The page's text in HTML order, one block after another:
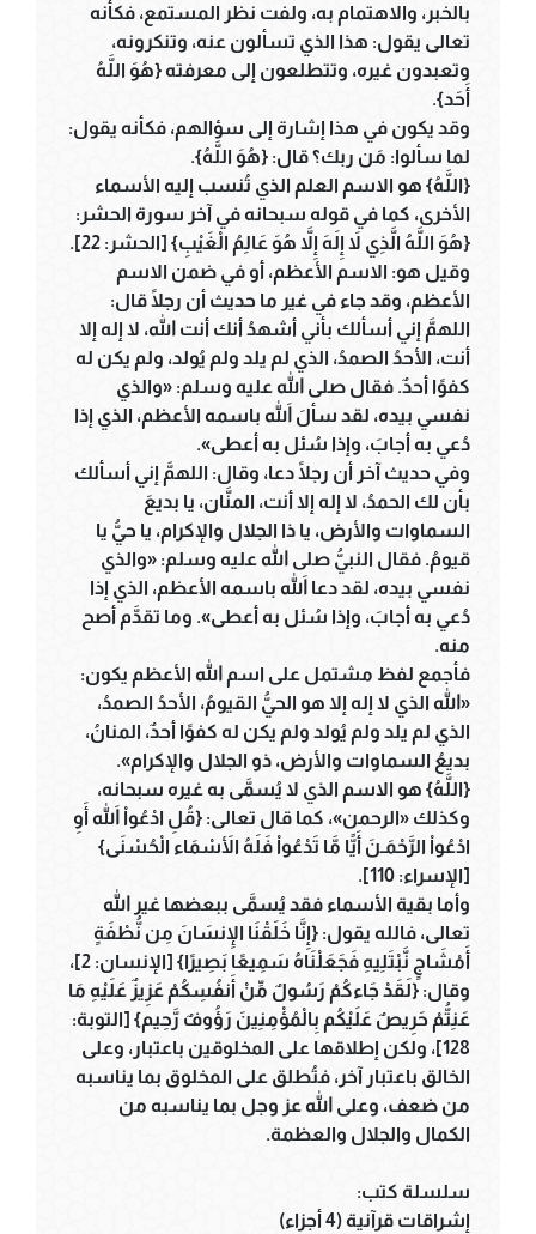
بالخبر، والاهتمام به، ولفت نظر المستمع، فكأنه
تعالى يقول: هذا الذي تسألون عنه، وتنكرونه،
وتعبدون غيره، وتتطلعون إلى معرفته {هُوَ اللَّهُ
أَحَد}.
وقد يكون في هذا إشارة إلى سؤالهم، فكأنه يقول:
لما سألوا: مَن ربك؟ قال: {هُوَ اللَّهُ}.
{اللَّهُ} هو الاسم العلم الذي تُنسب إليه الأسماء
الأخرى، كما في قوله سبحانه في آخر سورة الحشر:
{هُوَ اللَّهُ الَّذِي لاَ إِلَهَ إِلاَّ هُوَ عَالِمُ الْغَيْبِ} [الحشر: 22].
وقيل هو: الاسم الأعظم، أو في ضمن الاسم
الأعظم، وقد جاء في غير ما حديث أن رجلًا قال:
اللهمَّ إني أسألك بأني أشهدُ أنك أنت الله، لا إله إلا
أنت، الأحدُ الصمدُ، الذي لم يلد ولم يُولد، ولم يكن له
كفوًا أحدٌ. فقال صلى الله عليه وسلم: «والذي
نفسي بيده، لقد سألَ اللهَ باسمه الأعظم، الذي إذا
دُعي به أجابَ، وإذا سُئل به أعطى».
وفي حديث آخر أن رجلًا دعا، وقال: اللهمَّ إني أسألك
بأن لك الحمدُ، لا إله إلا أنت، المنَّان، يا بديعَ
السماوات والأرض، يا ذا الجلال والإكرام، يا حيُّ يا
قيومُ. فقال النبيُّ صلى الله عليه وسلم: «والذي
نفسي بيده، لقد دعا اللهَ باسمه الأعظم، الذي إذا
دُعي به أجابَ، وإذا سُئل به أعطى». وما تقدَّم أصح
منه.
فأجمع لفظ مشتمل على اسم الله الأعظم يكون:
«الله الذي لا إله إلا هو الحيُّ القيومُ، الأحدُ الصمدُ،
الذي لم يلد ولم يُولد ولم يكن له كفوًا أحدٌ، المنانُ،
بديعُ السماوات والأرض، ذو الجلال والإكرام».
{اللَّهُ} هو الاسم الذي لا يُسمَّى به غيره سبحانه،
وكذلك «الرحمن»، كما قال تعالى: {قُلِ ادْعُواْ اللّهَ أَوِ
ادْعُواْ الرَّحْمَـنَ أَيًّا مَّا تَدْعُواْ فَلَهُ الأَسْمَاء الْحُسْنَى}
[الإسراء: 110].
وأما بقية الأسماء فقد يُسمَّى ببعضها غير الله
تعالى، فالله يقول: {إِنَّا خَلَقْنَا الإِنسَانَ مِن نُّطْفَةٍ
أَمْشَاجٍ نَّبْتَلِيهِ فَجَعَلْنَاهُ سَمِيعًا بَصِيرًا} [الإنسان: 2]،
وقال: {لَقَدْ جَاءكُمْ رَسُولٌ مِّنْ أَنفُسِكُمْ عَزِيزٌ عَلَيْهِ مَا
عَنِتُّمْ حَرِيصٌ عَلَيْكُم بِالْمُؤْمِنِينَ رَؤُوفٌ رَّحِيم} [التوبة:
128]، ولكن إطلاقها على المخلوقين باعتبار، وعلى
الخالق باعتبار آخر، فتُطلق على المخلوق بما يناسبه
من ضعف، وعلى الله عز وجل بما يناسبه من
الكمال والجلال والعظمة.
سلسلة كتب:
إشراقات قرآنية (4 أجزاء)